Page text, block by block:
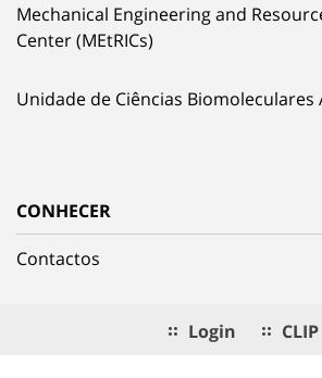
Mechanical Engineering and
Center (MEtRICs)
Unidade de Ciências Biomoleculares
CONHECER
Contactos
Login CLIP